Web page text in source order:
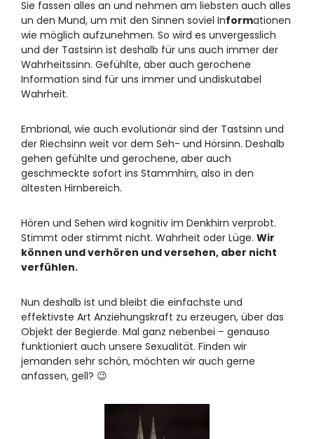
Sie fassen alles an und nehmen am liebsten auch alles
un den Mund, um mit den Sinnen soviel Informationen
wie möglich aufzunehmen. So wird es unvergesslich
und der Tastsinn ist deshalb für uns auch immer der
Wahrheitssinn. Gefühlte, aber auch gerochene
Information sind für uns immer und undiskutabel
Wahrheit.
Embrional, wie auch evolutionär sind der Tastsinn und
der Riechsinn weit vor dem Seh- und Hörsinn. Deshalb
gehen gefühlte und gerochene, aber auch
geschmeckte sofort ins Stammhirn, also in den
ältesten Hirnbereich.
Hören und Sehen wird kognitiv im Denkhirn verprobt.
Stimmt oder stimmt nicht. Wahrheit oder Lüge. Wir
können und verhören und versehen, aber nicht
verfühlen.
Nun deshalb ist und bleibt die einfachste und
effektivste Art Anziehungskraft zu erzeugen, über das
Objekt der Begierde. Mal ganz nebenbei – genauso
funktioniert auch unsere Sexualität. Finden wir
jemanden sehr schön, möchten wir auch gerne
anfassen, gell? 😉